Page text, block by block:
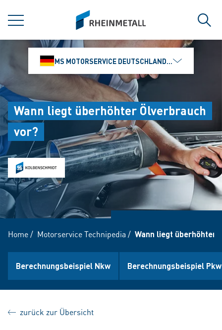
MENÜ
siteLogo
MS MOTORSERVICE DEUTSCHLAND GMBH
Wann liegt überhöhter Ölverbrauch
vor?
Home/ Motorservice Technipedia / Wann liegt überhöhter
Berechnungsbeispiel Nkw Berechnungsbeispiel Pkw
zurück zur Übersicht